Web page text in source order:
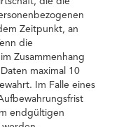
Zeitpunkt, an
die
Zusammenhang
maximal 10
Im Falle eines
endgültigen